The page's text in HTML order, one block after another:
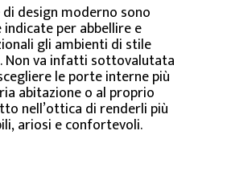
design moderno sono
per abbellire e
gli ambienti di stile
Non va infatti sottovalutata
le porte interne più
abitazione o al proprio
nell’ottica di renderli più
ariosi e confortevoli.